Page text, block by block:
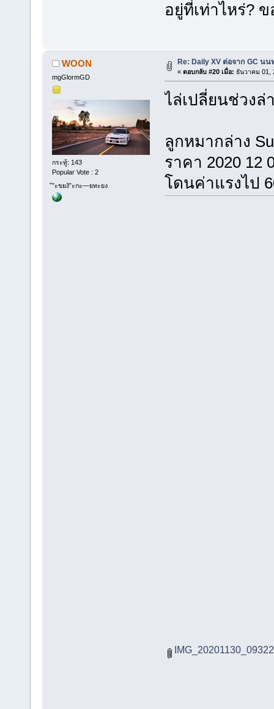
อยู่ที่เท่าไหร่?
WOON
mgGlormGD
กระทู้: 143
Popular Vote : 2
ั”ะขยงั”ะกะ—ยทะยง
Re: Daily XV ต่อจาก GC นน
« ตอบกลับ #20 เมื่อ: ธันวาคม 01,
ไล่เปลี่ยนช่วงล่
ลูกหมากล่าง
ราคา 2020 12
โดนค่าแรงไป